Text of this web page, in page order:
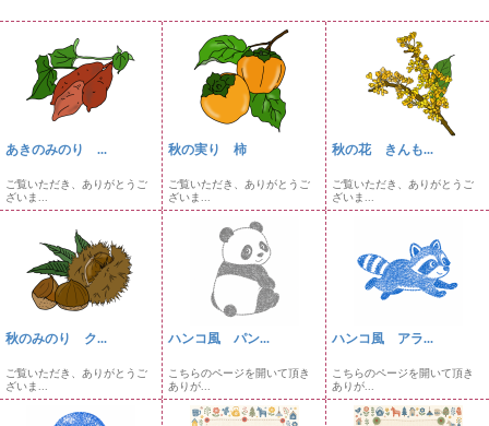
あきのみのり ...
ご覧いただき、ありがとうご
ざいま...
秋の実り 柿
ご覧いただき、ありがとうご
ざいま...
秋の花 きんも...
ご覧いただき、ありがとうご
ざいま...
秋のみのり ク...
ご覧いただき、ありがとうご
ざいま...
ハンコ風 パン...
こちらのページを開いて頂き
ありが...
ハンコ風 アラ...
こちらのページを開いて頂き
ありが...